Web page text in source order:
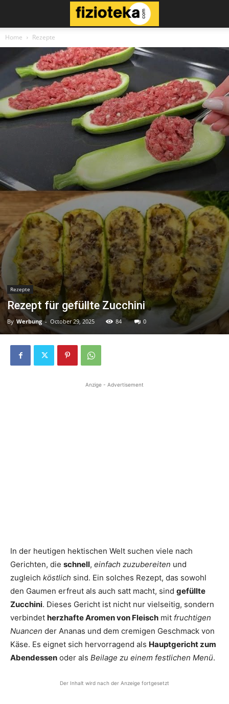
Home Rezepte
Rezepte
Rezept für gefüllte Zucchini
By Werbung - October 29, 2025 84 0
Anzige - Advertisement
In der heutigen hektischen Welt suchen viele nach
Gerichten, die schnell, einfach zuzubereiten und
zugleich köstlich sind. Ein solches Rezept, das sowohl
den Gaumen erfreut als auch satt macht, sind gefüllte
Zucchini. Dieses Gericht ist nicht nur vielseitig, sondern
verbindet herzhafte Aromen von Fleisch mit fruchtigen
Nuancen der Ananas und dem cremigen Geschmack von
Käse. Es eignet sich hervorragend als Hauptgericht zum
Abendessen oder als Beilage zu einem festlichen Menü.
Der Inhalt wird nach der Anzeige fortgesetzt